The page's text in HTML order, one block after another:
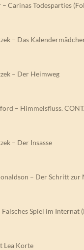
– Carinas Todesparties
– Das
– Der Heimweg
– Himmelsfluss.
– Der Insasse
– Der Schritt
Spiel im Internat
Lea Korte